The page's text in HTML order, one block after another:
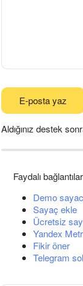
E-posta yaz
Aldığınız destek
Faydalı bağlantılar
Demo
Sayaç ekle
Ücretsiz
Yandex
Fikir öner
Telegram